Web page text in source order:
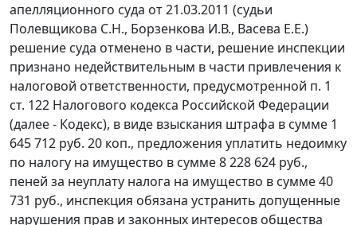
апелляционного суда от 21.03.2011 (судьи
Полевщикова С.Н., Борзенкова И.В., Васева Е.Е.)
решение суда отменено в части, решение инспекции
признано недействительным в части привлечения к
налоговой ответственности, предусмотренной п. 1
ст. 122 Налогового кодекса Российской Федерации
(далее - Кодекс), в виде взыскания штрафа в сумме 1
645 712 руб. 20 коп., предложения уплатить недоимку
по налогу на имущество в сумме 8 228 624 руб.,
пеней за неуплату налога на имущество в сумме 40
731 руб., инспекция обязана устранить допущенные
нарушения прав и законных интересов общества